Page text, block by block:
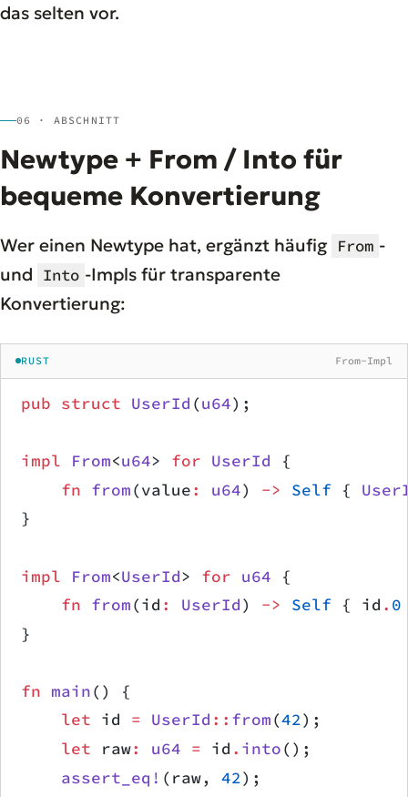
das selten vor.
06 · ABSCHNITT
Newtype + From / Into für
bequeme Konvertierung
Wer einen Newtype hat, ergänzt häufig From -
und Into -Impls für transparente
Konvertierung:
RUST From-Impl
pub struct UserId (u64);
impl From<u64> for UserId {
    fn
from(value: u64) -> Self {
}
impl From<UserId> for u64 {
    fn
from(id : UserId) -> Self { id . 0
}
fn main() {
    let
id = UserId :: from(42);
    let
raw: u64 = id . into
    assert_eq!
(raw, 42);